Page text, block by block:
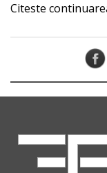
Citeste